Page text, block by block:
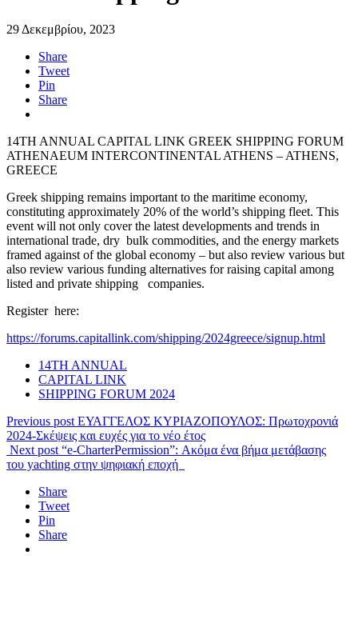
29 Δεκεμβρίου, 2023
Share
Tweet
Pin
Share
14TH ANNUAL CAPITAL LINK GREEK SHIPPING FORUM
ATHENAEUM INTERCONTINENTAL ATHENS – ATHENS,
GREECE
Greek shipping remains important to the maritime economy,
constituting approximately 20% of the world’s shipping fleet. This
event will not only cover the latest developments and trends in
international trade, dry bulk commodities, and the energy markets
framed against of the global economy – but also review various but
also review various funding alternatives for raising capital among
listed and private shipping companies.
Register here:
https://forums.capitallink.com/shipping/2024greece/signup.html
14TH ANNUAL
CAPITAL LINK
SHIPPING FORUM 2024
Previous post ΕΥΑΓΓΕΛΟΣ ΚΥΡΙΑΖΟΠΟΥΛΟΣ: Πρωτοχρονιά
2024-Σκέψεις και ευχές για το νέο έτος
Next post “e-CharterPermission”: Ακόμα ένα βήμα μετάβασης
του yachting στην ψηφιακή εποχή
Share
Tweet
Pin
Share